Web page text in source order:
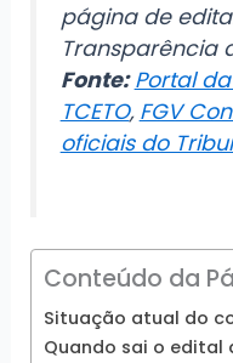
página de
Transparência
Fonte: Portal
TCETO, FGV
oficiais do
Conteúdo da
Situação atual do
Quando sai o edital